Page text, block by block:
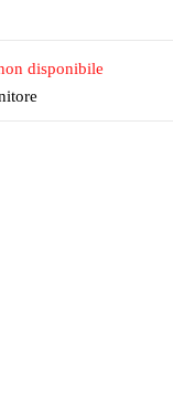
disponibile